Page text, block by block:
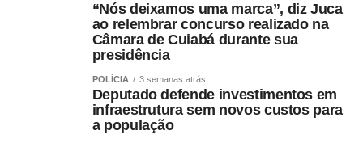
Uma perda de peso mal conduzida pode incluir perda
significativa de massa muscular, principalmente em
pessoas mais velhas, sedentárias, submetidas a dietas
muito restritivas ou a tratamentos sem acompanhamento
Mesmo com o avanço dos medicamentos para
“Nós deixamos uma marca”, diz Juca
ao relembrar concurso realizado na
Câmara de Cuiabá durante sua
presidência
POLÍCIA 3 semanas atrás
Deputado defende investimentos em
infraestrutura sem novos custos para
a população